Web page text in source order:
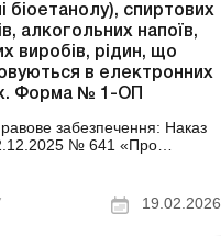
біоетанолу), спиртових
алкогольних напоїв,
виробів, рідин, що
в електронних
Форма № 1-ОП
забезпечення: Наказ
№ 641 «Про
територію України,
митної території України)
19.02.2026